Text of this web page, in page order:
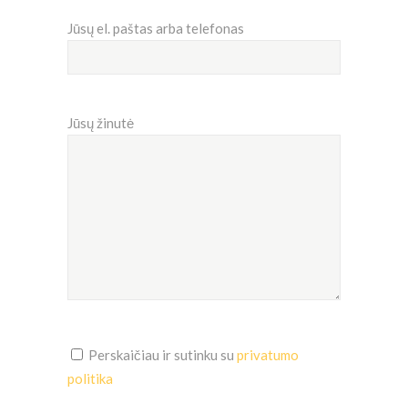
Jūsų el. paštas arba telefonas
Jūsų žinutė
Perskaičiau ir sutinku su privatumo
politika